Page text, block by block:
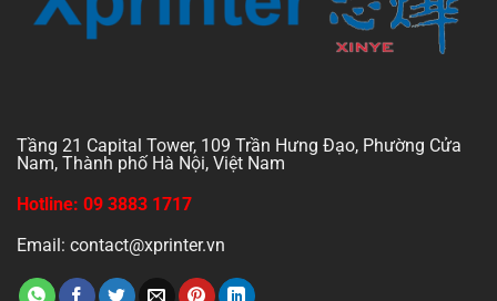
Tầng 21 Capital Tower, 109 Trần Hưng Đạo, Phường Cửa
Nam, Thành phố Hà Nội, Việt Nam
Hotline: 09 3883 1717
Email: contact@xprinter.vn